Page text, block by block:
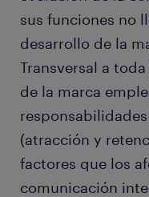
sus funciones no
desarrollo de la
Transversal a
de la marca
(atracción y
factores que los
comunicación